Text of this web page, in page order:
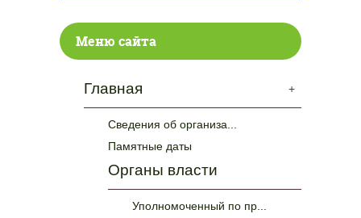
Меню сайта
+
Главная
Сведения об организа...
Памятные даты
Органы власти
Уполномоченный по пр...